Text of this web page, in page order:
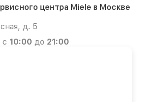
центра Miele в Москве
д. 5
с 10:00 до 21:00